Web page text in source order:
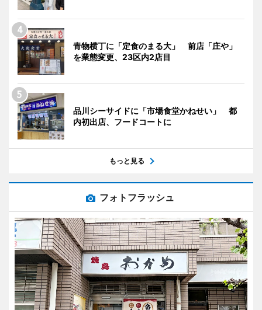
青物横丁に「定食のまる大」 前店「庄や」
を業態変更、23区内2店目
品川シーサイドに「市場食堂かねせい」 都
内初出店、フードコートに
もっと見る
フォトフラッシュ